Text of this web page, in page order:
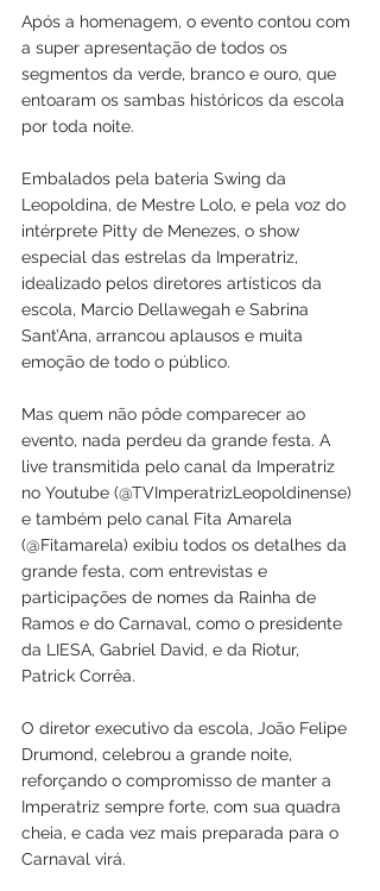
Após a homenagem, o evento contou com
a super apresentação de todos os
segmentos da verde, branco e ouro, que
entoaram os sambas históricos da escola
por toda noite.
Embalados pela bateria Swing da
Leopoldina, de Mestre Lolo, e pela voz do
intérprete Pitty de Menezes, o show
especial das estrelas da Imperatriz,
idealizado pelos diretores artísticos da
escola, Marcio Dellawegah e Sabrina
Sant’Ana, arrancou aplausos e muita
emoção de todo o público.
Mas quem não pôde comparecer ao
evento, nada perdeu da grande festa. A
live transmitida pelo canal da Imperatriz
no Youtube (@TVImperatrizLeopoldinense)
e também pelo canal Fita Amarela
(@Fitamarela) exibiu todos os detalhes da
grande festa, com entrevistas e
participações de nomes da Rainha de
Ramos e do Carnaval, como o presidente
da LIESA, Gabriel David, e da Riotur,
Patrick Corrêa.
O diretor executivo da escola, João Felipe
Drumond, celebrou a grande noite,
reforçando o compromisso de manter a
Imperatriz sempre forte, com sua quadra
cheia, e cada vez mais preparada para o
Carnaval virá.